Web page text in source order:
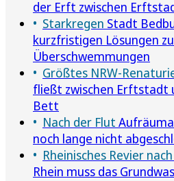
der Erft zwischen
Starkregen Stadt
kurzfristigen Lösungen
Überschwemmungen
Größtes NRW-
fließt zwischen Erftstadt
Bett
Nach der Flut
noch lange nicht
Rheinisches Revier
Rhein muss das